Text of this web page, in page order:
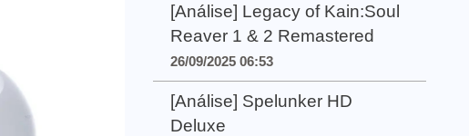
[Análise] Legacy of Kain:Soul
Reaver 1 & 2 Remastered
26/09/2025 06:53
[Análise] Spelunker HD
Deluxe